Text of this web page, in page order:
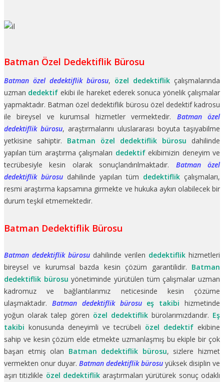
Batman Özel Dedektiflik Bürosu
Batman özel dedektiflik bürosu, özel dedektiflik çalışmalarında
uzman dedektif ekibi ile hareket ederek sonuca yönelik çalışmalar
yapmaktadır. Batman özel dedektiflik bürosu özel dedektif kadrosu
ile bireysel ve kurumsal hizmetler vermektedir. Batman özel
dedektiflik bürosu, araştırmalarını uluslararası boyuta taşıyabilme
yetkisine sahiptir. Batman özel dedektiflik bürosu dahilinde
yapılan tüm araştırma çalışmaları dedektifekibimizin deneyim ve
tecrübesiyle kesin olarak sonuçlandırılmaktadır. Batman özel
dedektiflik bürosu dahilinde yapılan tüm dedektiflik çalışmaları,
resmi araştırma kapsamına girmekte ve hukuka aykırı olabilecek bir
durum teşkil etmemektedir.
Batman Dedektiflik Bürosu
Batman dedektiflik bürosu dahilinde verilen dedektiflik hizmetleri
bireysel ve kurumsal bazda kesin çözüm garantilidir. Batman
dedektiflik bürosu yönetiminde yürütülen tüm çalışmalar uzman
kadromuz ve bağlantılarımız neticesinde kesin çözüme
ulaşmaktadır. Batman dedektiflik bürosu eş takibi hizmetinde
yoğun olarak talep gören özel dedektiflik bürolarımızdandır. Eş
takibi konusunda deneyimli ve tecrübeli özel dedektif ekibine
sahip ve kesin çözüm elde etmekte uzmanlaşmış bu ekiple bir çok
başarı etmiş olan Batman dedektiflik bürosu, sizlere hizmet
vermekten onur duyar. Batman dedektiflik bürosu yüksek disiplin ve
aşırı titizlikle özel dedektiflikaraştırmaları yürütürek sonuç odaklı